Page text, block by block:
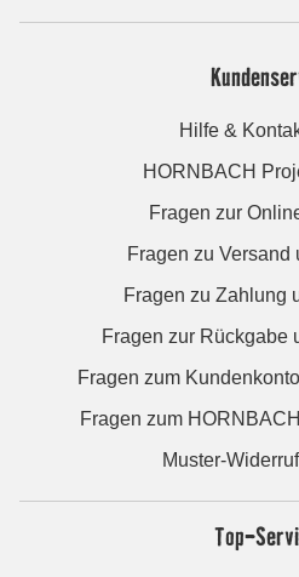
Hilfe &
HORNBACH
Fragen zur
Fragen zu Versand
Fragen zu Zahlung
Fragen zur Rückgabe
Fragen zum
Fragen zum
Muster-
Top-